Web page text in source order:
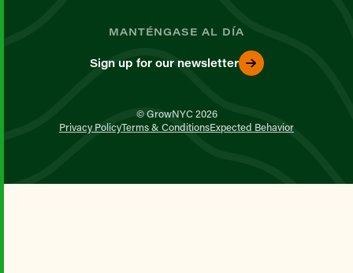
MANTÉNGASE AL DÍA
Sign up for our newsletter
© GrowNYC 2026
Privacy PolicyTerms & ConditionsExpected Behavior